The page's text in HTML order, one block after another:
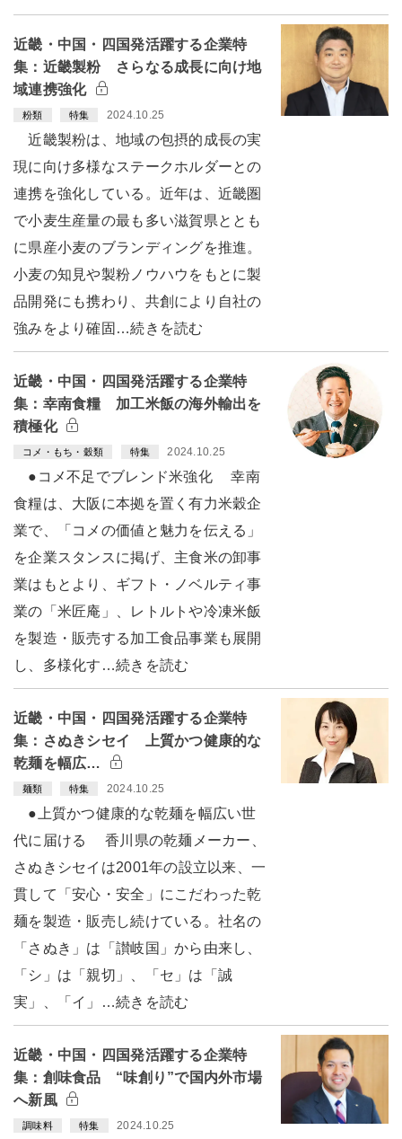
近畿・中国・四国発活躍する企業特
集：近畿製粉 さらなる成長に向け地
域連携強化
粉類 特集 2024.10.25
近畿製粉は、地域の包摂的成長の実
現に向け多様なステークホルダーとの
連携を強化している。近年は、近畿圏
で小麦生産量の最も多い滋賀県ととも
に県産小麦のブランディングを推進。
小麦の知見や製粉ノウハウをもとに製
品開発にも携わり、共創により自社の
強みをより確固…続きを読む
近畿・中国・四国発活躍する企業特
集：幸南食糧 加工米飯の海外輸出を
積極化
コメ・もち・穀類 特集 2024.10.25
●コメ不足でブレンド米強化 幸南
食糧は、大阪に本拠を置く有力米穀企
業で、「コメの価値と魅力を伝える」
を企業スタンスに掲げ、主食米の卸事
業はもとより、ギフト・ノベルティ事
業の「米匠庵」、レトルトや冷凍米飯
を製造・販売する加工食品事業も展開
し、多様化す…続きを読む
近畿・中国・四国発活躍する企業特
集：さぬきシセイ 上質かつ健康的な
乾麺を幅広…
麺類 特集 2024.10.25
●上質かつ健康的な乾麺を幅広い世
代に届ける 香川県の乾麺メーカー、
さぬきシセイは2001年の設立以来、一
貫して「安心・安全」にこだわった乾
麺を製造・販売し続けている。社名の
「さぬき」は「讃岐国」から由来し、
「シ」は「親切」、「セ」は「誠
実」、「イ」…続きを読む
近畿・中国・四国発活躍する企業特
集：創味食品 “味創り”で国内外市場
へ新風
調味料 特集 2024.10.25